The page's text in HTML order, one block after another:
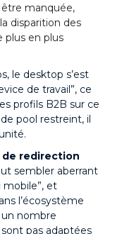
manquée,
disparition des
plus en plus
le desktop s’est
de travail”, ce
profils B2B sur ce
pool restreint, il
de redirection
sembler aberrant
mobile”, et
l’écosystème
nombre
pas adaptées